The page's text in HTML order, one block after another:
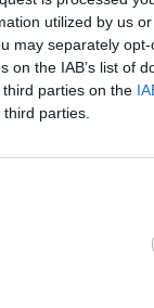
utilized by us
may separately
on the IAB’s list of
parties on the
parties.